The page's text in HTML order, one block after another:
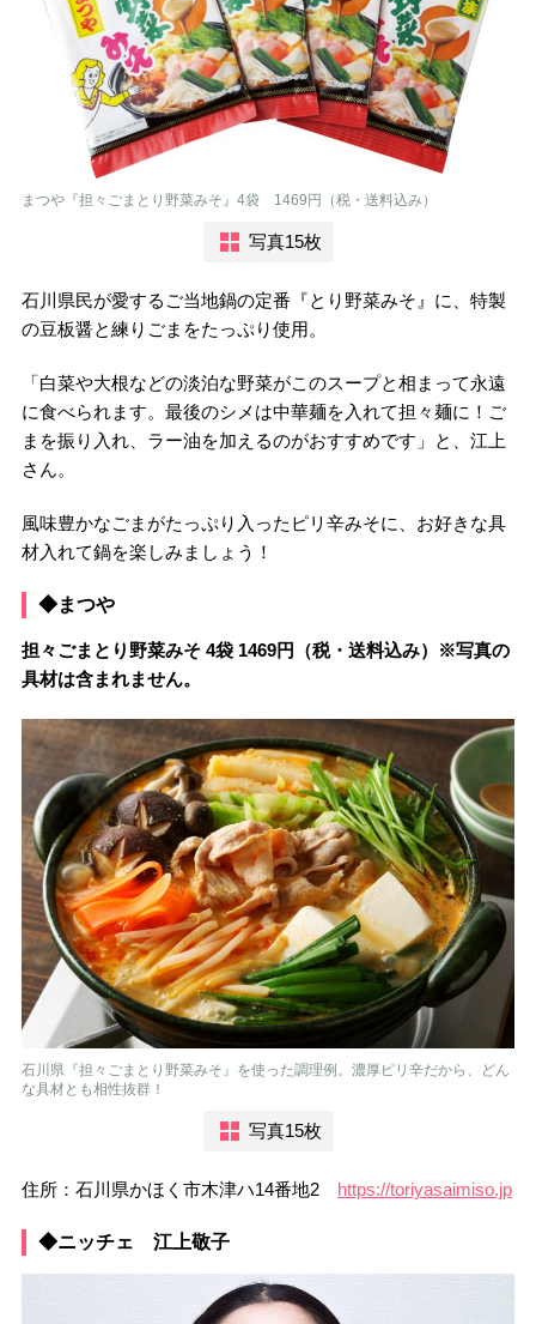
まつや『担々ごまとり野菜みそ』4袋 1469円（税・送料込み）
写真15枚
石川県民が愛するご当地鍋の定番『とり野菜みそ』に、特製
の豆板醤と練りごまをたっぷり使用。
「白菜や大根などの淡泊な野菜がこのスープと相まって永遠
に食べられます。最後のシメは中華麺を入れて担々麺に！ご
まを振り入れ、ラー油を加えるのがおすすめです」と、江上
さん。
風味豊かなごまがたっぷり入ったピリ辛みそに、お好きな具
材入れて鍋を楽しみましょう！
◆まつや
担々ごまとり野菜みそ 4袋 1469円（税・送料込み）※写真の
具材は含まれません。
石川県『担々ごまとり野菜みそ』を使った調理例。濃厚ピリ辛だから、どん
な具材とも相性抜群！
写真15枚
住所：石川県かほく市木津ハ14番地2 https://toriyasaimiso.jp
◆ニッチェ 江上敬子